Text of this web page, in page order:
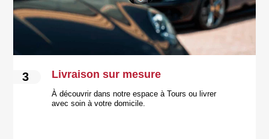
3 Livraison sur mesure
À découvrir dans notre espace à Tours ou livrer
avec soin à votre domicile.